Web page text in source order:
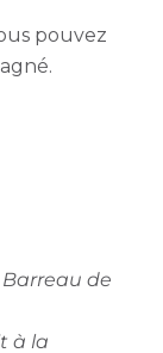
pouvez
de
à la